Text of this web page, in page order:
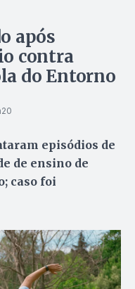
após
contra
do Entorno
episódios de
de ensino de
caso foi